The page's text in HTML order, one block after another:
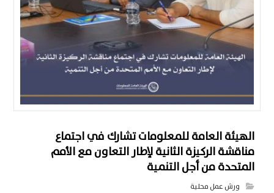
الهيئة العامة للمعلومات تشارك في اجتماع
مناقشة الركيزة الثانية لإطار التعاون مع الأمم
المتحدة من أجل التنمية
ورش عمل محلية